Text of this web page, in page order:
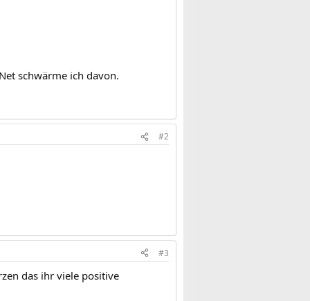
schwärme ich davon.
#2
#3
das ihr viele positive